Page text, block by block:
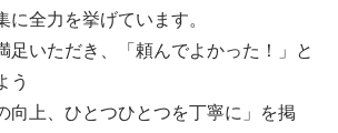
に全力を挙げています。
足いただき、「頼んでよかった！」と
う
向上、ひとつひとつを丁寧に」を掲